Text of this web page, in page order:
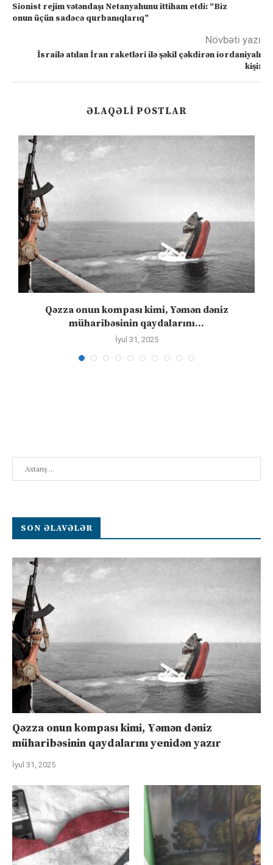
Sionist rejim vətəndaşı Netanyahunu ittiham etdi: “Biz
onun üçün sadəcə qurbanıqlarıq”
Növbəti yazı
İsrailə atılan İran raketləri ilə şəkil çəkdirən iordaniyalı
kişi:
ƏLAQƏLI POSTLAR
Qəzza onun kompası kimi, Yəmən dəniz
müharibəsinin qaydalarını...
İyul 31, 2025
SON ƏLAVƏLƏR
Qəzza onun kompası kimi, Yəmən dəniz
müharibəsinin qaydalarını yenidən yazır
İyul 31, 2025